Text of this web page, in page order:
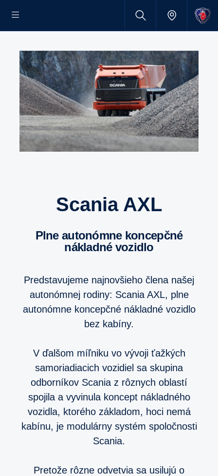
Scania AXL
plne autonómne koncepčné
nákladné vozidlo
Predstavujeme najnovšieho člena našej
autonómnej rodiny: Scania AXL, plne
autonómne koncepčné nákladné vozidlo
bez kabíny.
V ďalšom míľniku vo vývoji ťažkých
samoriadiacich vozidiel sa skupina
odborníkov Scania z rôznych oblastí
spojila a vyvinula koncept nákladného
vozidla, ktorého základom, hoci nemá
kabínu, je modulárny systém spoločnosti
Scania.
Pretože rôzne odvetvia sa usilujú o